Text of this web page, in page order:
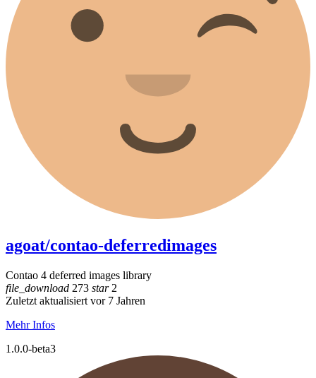
agoat/contao-deferredimages
Contao 4 deferred images library
file_download 273 star2
Zuletzt aktualisiert vor 7 Jahren
Mehr Infos
1.0.0-beta3